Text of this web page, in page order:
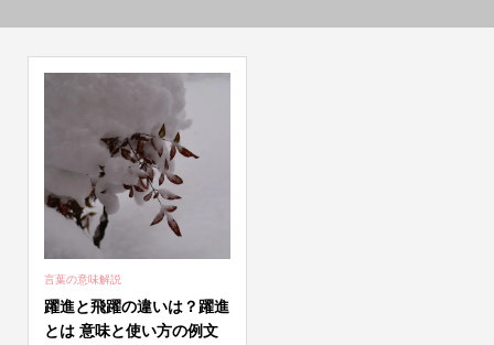
言葉の意味解説
躍進と飛躍の違いは？躍進
とは 意味と使い方の例文